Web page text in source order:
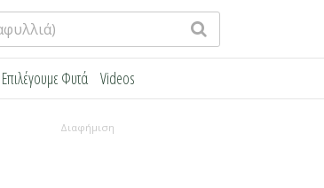
Επιλέγουμε Φυτά Videos
Διαφήμιση